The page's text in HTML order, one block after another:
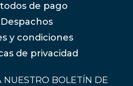
de pago
Despachos
y condiciones
de privacidad
NUESTRO BOLETÍN DE